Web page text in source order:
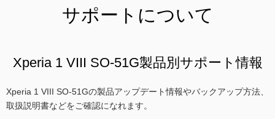
サポートについて
Xperia 1 VIII SO-51G製品別サポート情報
Xperia 1 VIII SO-51Gの製品アップデート情報やバックアップ方法、
取扱説明書などをご確認になれます。